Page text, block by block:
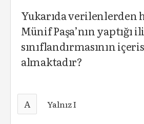
Yukarıda verilenlerden
Münif Paşa’nın yaptığı
sınıflandırmasının
almaktadır?
A Yalnız I